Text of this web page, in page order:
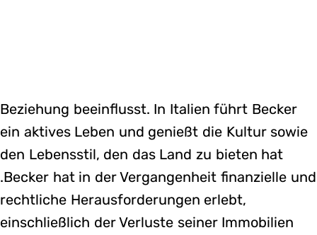
Beziehung beeinflusst. In Italien führt Becker
ein aktives Leben und genießt die Kultur sowie
den Lebensstil, den das Land zu bieten hat​
.Becker hat in der Vergangenheit finanzielle und
rechtliche Herausforderungen erlebt,
einschließlich der Verluste seiner Immobilien